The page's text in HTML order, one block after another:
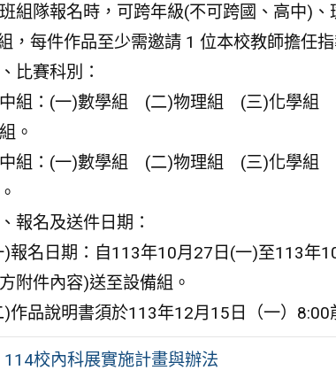
組隊報名時，可跨年級(不可跨國、高中)
，每件作品至少需邀請 1 位本校教師擔任
比賽科別：
組：(一)數學組 (二)物理組 (三)化學
。
組：(一)數學組 (二)物理組 (三)化學
報名及送件日期：
)報名日期：自113年10月27日(一)至113年
附件內容)送至設備組。
)作品說明書須於113年12月15日（一）
114校內科展實施計畫與辦法